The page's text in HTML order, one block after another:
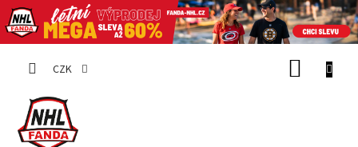
CZK